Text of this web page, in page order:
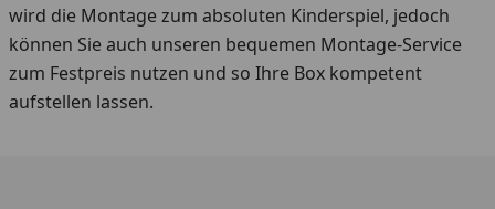
wird die Montage zum absoluten Kinderspiel, jedoch
können Sie auch unseren bequemen Montage-Service
zum Festpreis nutzen und so Ihre Box kompetent
aufstellen lassen.